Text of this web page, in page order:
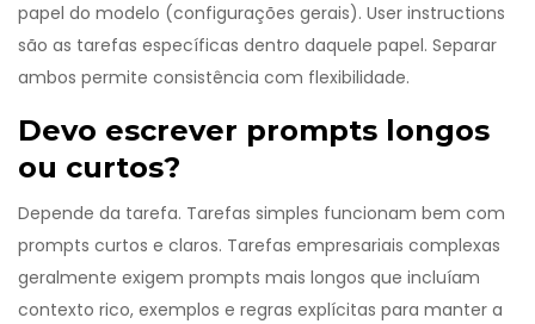
papel do modelo (configurações gerais). User instructions
são as tarefas específicas dentro daquele papel. Separar
ambos permite consistência com flexibilidade.
Devo escrever prompts longos
ou curtos?
Depende da tarefa. Tarefas simples funcionam bem com
prompts curtos e claros. Tarefas empresariais complexas
geralmente exigem prompts mais longos que incluíam
contexto rico, exemplos e regras explícitas para manter a